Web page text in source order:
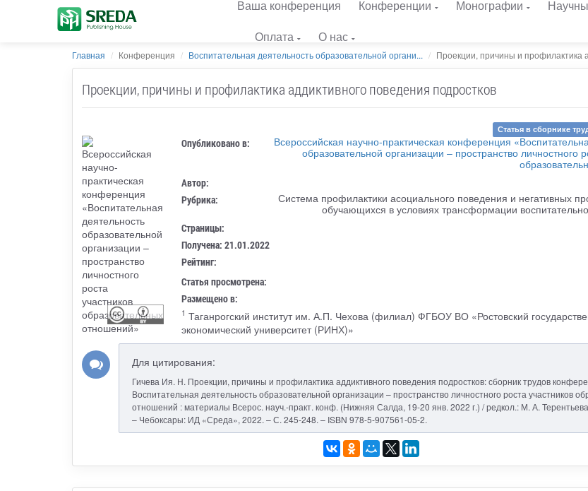
Ваша конференция Конференции Монографии
Оплата
О нас
Главная Конференция Воспитательная деятельность образовательной органи... Проекции, причины и профилактика
Проекции, причины и профилактика аддиктивного поведения подростков
Статья в сборнике
Опубликовано в:
Всероссийская научно-практическая конференция
образовательной организации – пространство личностного
Автор:
Рубрика:
Система профилактики асоциального поведения и негативных
обучающихся в условиях трансформации
Страницы:
Получена: 21.01.2022
Рейтинг:
Статья просмотрена:
Размещено в:
1 Таганрогский институт им. А.П. Чехова (филиал) ФГБОУ ВО «Ростовский
экономический университет (РИНХ)»
Для цитирования:
Гичева Ия. Н. Проекции, причины и профилактика аддиктивного поведения подростков: сборник трудов
Воспитательная деятельность образовательной организации – пространство личностного роста участников
отношений : материалы Всерос. науч.-практ. конф. (Нижняя Салда, 19-20 янв. 2022 г.) / редкол.: М. А.
– Чебоксары: ИД «Среда», 2022. – С. 245-248. – ISBN 978-5-907561-05-2.